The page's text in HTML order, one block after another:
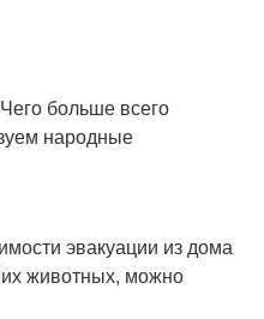
эвакуации из дома
животных, можно